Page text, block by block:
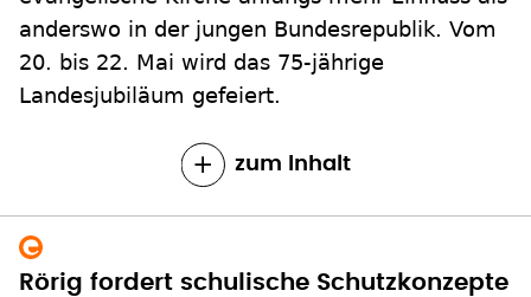
anderswo in der jungen Bundesrepublik. Vom
20. bis 22. Mai wird das 75-jährige
Landesjubiläum gefeiert.
zum Inhalt
Rörig fordert schulische Schutzkonzepte